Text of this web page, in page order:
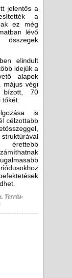
jelentős a
a
ez még
lévő
elindult
idejük a
alapok
május végi
bízott, 70
is
célzottabb
érettebb
Forrás: